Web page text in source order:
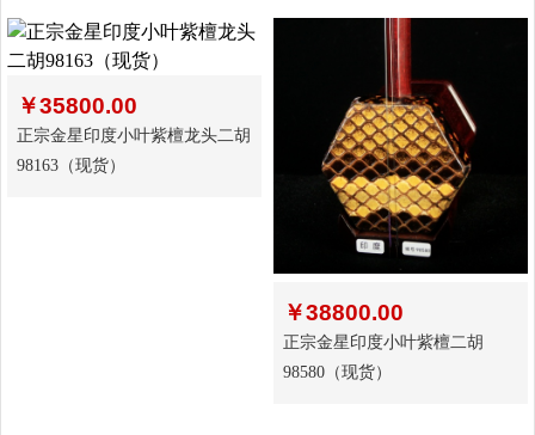
￥35800.00
正宗金星印度小叶紫檀龙头二胡
98163（现货）
￥38800.00
正宗金星印度小叶紫檀二胡
98580（现货）